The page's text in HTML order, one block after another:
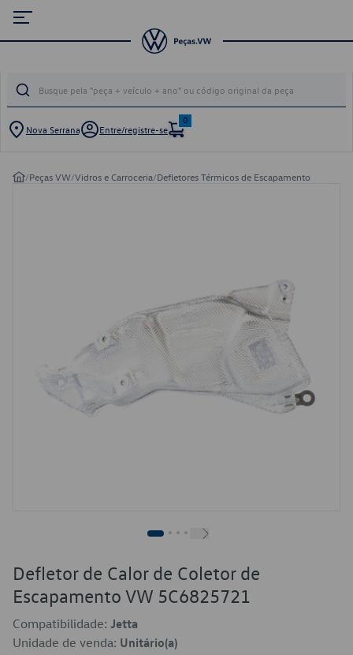
Nova Serrana Entre/registre-se
0
/Peças VW/Vidros e Carroceria/Defletores Térmicos de Escapamento
Defletor de Calor de Coletor de
Escapamento VW 5C6825721
Compatibilidade: Jetta
Unidade de venda: Unitário(a)